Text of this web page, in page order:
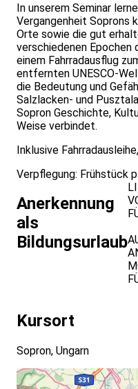
In unserem Seminar
Vergangenheit Soprons
Orte sowie die gut
verschiedenen Epochen
einem Fahrradausflug
entfernten UNESCO-
die Bedeutung und
Salzlacken- und
Sopron Geschichte,
Weise verbindet.
Inklusive
Verpflegung: Frühstück
Anerkennung
als
Bildungsurlaub
Kursort
Sopron, Ungarn